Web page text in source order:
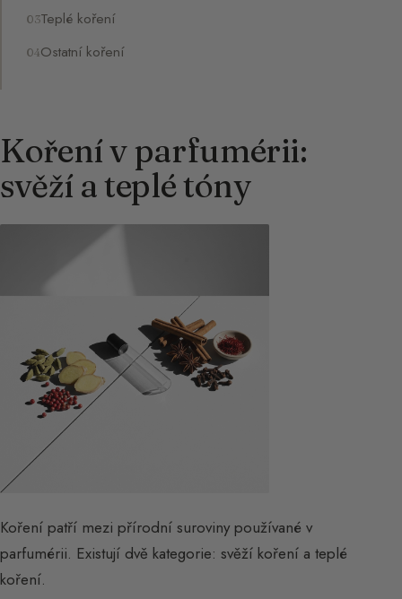
Teplé koření
Ostatní koření
Koření v parfumérii:
svěží a teplé tóny
Koření patří mezi přírodní suroviny používané v
parfumérii. Existují dvě kategorie: svěží koření a teplé
koření.